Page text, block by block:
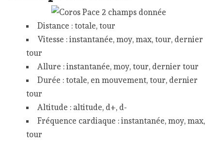
Distance : totale, tour
Vitesse : instantanée, moy, max, tour, dernier
tour
Allure : instantanée, moy, tour, dernier tour
Durée : totale, en mouvement, tour, dernier
tour
Altitude : altitude, d+, d-
Fréquence cardiaque : instantanée, moy, max,
tour